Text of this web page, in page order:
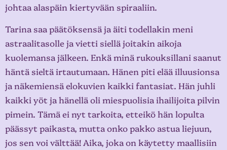
johtaa alaspäin kiertyvään spiraaliin.
Tarina saa päätöksensä ja äiti todellakin meni
astraalitasolle ja vietti siellä joitakin aikoja
kuolemansa jälkeen. Enkä minä rukouksillani saanut
häntä sieltä irtautumaan. Hänen piti elää illuusionsa
ja näkemiensä elokuvien kaikki fantasiat. Hän juhli
kaikki yöt ja hänellä oli miespuolisia ihailijoita pilvin
pimein. Tämä ei nyt tarkoita, etteikö hän lopulta
päässyt paikasta, mutta onko pakko astua liejuun,
jos sen voi välttää! Aika, joka on käytetty maallisiin